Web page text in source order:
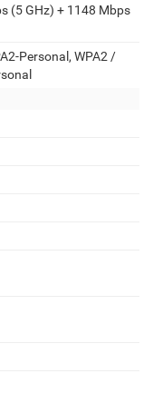
(5 GHz) + 1148 Mbps
Personal, WPA2 /